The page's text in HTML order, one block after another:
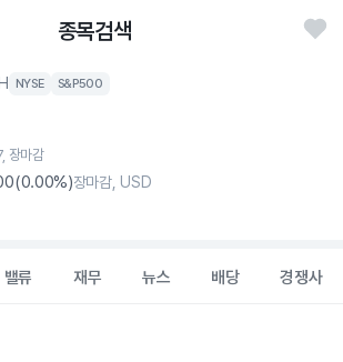
종목검색
NYSE S&P500
장마감
(0.00%)장마감, USD
밸류 재무 뉴스 배당 경쟁사